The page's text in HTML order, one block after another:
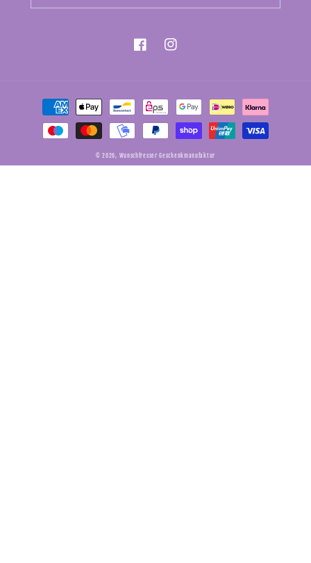
FacebookInstagram
Zahlungsmethoden
© 2026, Wunschfresser Geschenkmanufaktur